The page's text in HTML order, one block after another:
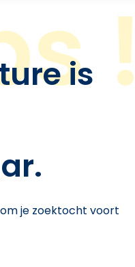
is
om je zoektocht voort